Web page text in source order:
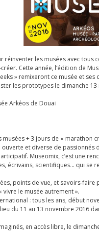
les musées avec tous
Cette année, l’édition de
» remixeront ce musée et
les prototypes le dimanche 13
Arkéos de Douai
musées + 3 jours de « marathon
ouverte et diverse de
Museomix, c’est une
écrivains, scientifiques… qui
points de vue, et savoirs-
le musée autrement ».
: tous les ans, début
du 11 au 13 novembre 2016
en accès libre, le